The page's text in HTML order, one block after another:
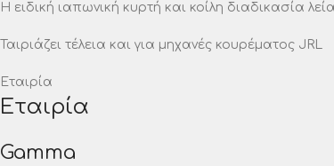
Η ειδική ιαπωνική κυρτή και κοίλη διαδικασία
Ταιριάζει τέλεια και για μηχανές κουρέματος JRL
Εταιρία
Εταιρία
Gamma